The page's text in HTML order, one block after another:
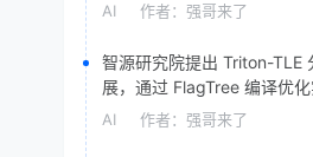
AI 作者： 强哥来了
智源研究院提出 Triton-TLE
展，通过 FlagTree 编译优
自动调优加速
AI 作者： 强哥来了